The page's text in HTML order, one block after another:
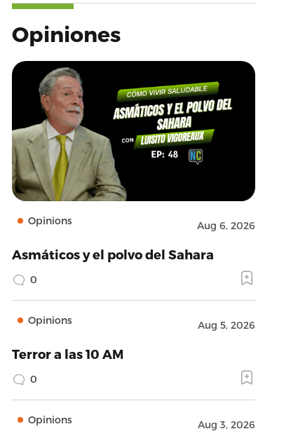
Opiniones
Opinions Aug 6, 2026
Asmáticos y el polvo del Sahara
0
Opinions Aug 5, 2026
Terror a las 10 AM
0
Opinions Aug 3, 2026